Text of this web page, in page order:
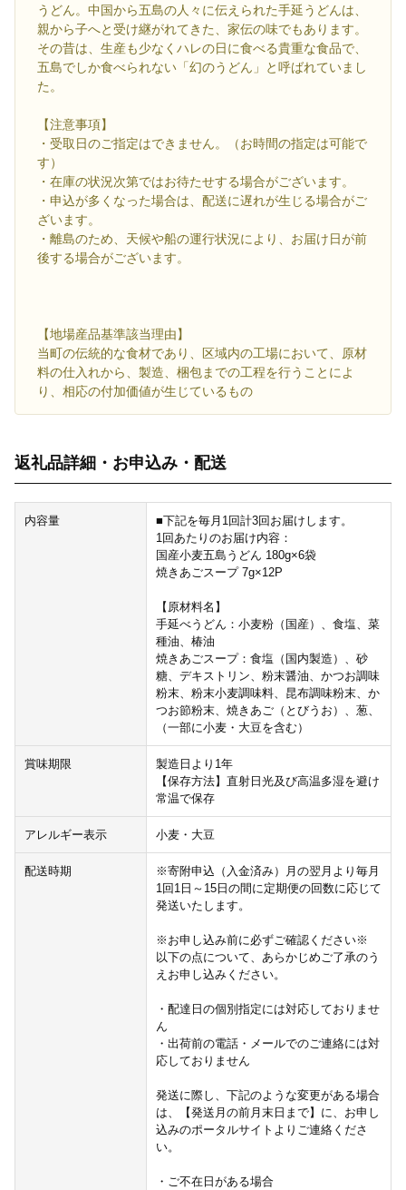
うどん。中国から五島の人々に伝えられた手延うどんは、
親から子へと受け継がれてきた、家伝の味でもあります。
その昔は、生産も少なくハレの日に食べる貴重な食品で、
五島でしか食べられない「幻のうどん」と呼ばれていまし
た。
【注意事項】
・受取日のご指定はできません。（お時間の指定は可能で
す）
・在庫の状況次第ではお待たせする場合がございます。
・申込が多くなった場合は、配送に遅れが生じる場合がご
ざいます。
・離島のため、天候や船の運行状況により、お届け日が前
後する場合がございます。
【地場産品基準該当理由】
当町の伝統的な食材であり、区域内の工場において、原材
料の仕入れから、製造、梱包までの工程を行うことによ
り、相応の付加価値が生じているもの
返礼品詳細・お申込み・配送
内容量
■下記を毎月1回計3回お届けします。
1回あたりのお届け内容：
国産小麦五島うどん 180g×6袋
焼きあごスープ 7g×12P
【原材料名】
手延べうどん：小麦粉（国産）、食塩、菜
種油、椿油
焼きあごスープ：食塩（国内製造）、砂
糖、デキストリン、粉末醤油、かつお調味
粉末、粉末小麦調味料、昆布調味粉末、か
つお節粉末、焼きあご（とびうお）、葱、
（一部に小麦・大豆を含む）
賞味期限
製造日より1年
【保存方法】直射日光及び高温多湿を避け
常温で保存
アレルギー表示 小麦・大豆
配送時期
※寄附申込（入金済み）月の翌月より毎月
1回1日～15日の間に定期便の回数に応じて
発送いたします。
※お申し込み前に必ずご確認ください※
以下の点について、あらかじめご了承のう
えお申し込みください。
・配達日の個別指定には対応しておりませ
ん
・出荷前の電話・メールでのご連絡には対
応しておりません
発送に際し、下記のような変更がある場合
は、【発送月の前月末日まで】に、お申し
込みのポータルサイトよりご連絡くださ
い。
・ご不在日がある場合